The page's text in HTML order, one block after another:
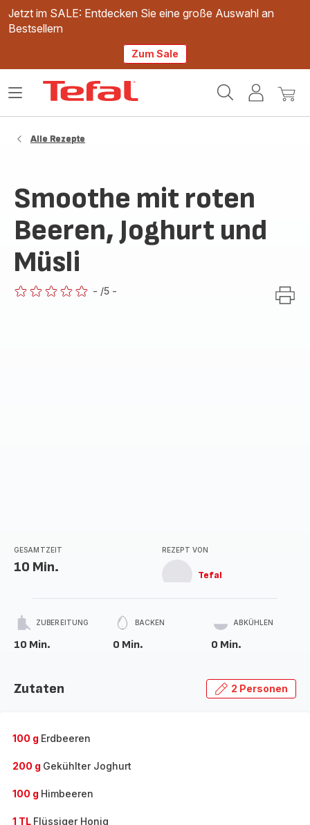
Jetzt im SALE: Entdecken Sie eine große Auswahl an
Bestsellern
Zum Sale
Mein
Mein
Das
Alle Rezepte
Smoothe mit roten
Beeren, Joghurt und
Müsli
- /5 -
GESAMTZEIT
10 Min.
REZEPT VON
Tefal
ZUBEREITUNG
10 Min.
BACKEN
0 Min.
ABKÜHLEN
0 Min.
Zutaten 2 Personen
100 g Erdbeeren
200 g Gekühlter Joghurt
100 g Himbeeren
1 TL Flüssiger Honig